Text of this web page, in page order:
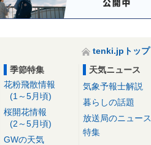
tenki.jpトップ
季節特集
花粉飛散情報
(1～5月頃)
桜開花情報
(2～5月頃)
GWの天気
天気ニュース
気象予報士解説
暮らしの話題
放送局のニュース
特集